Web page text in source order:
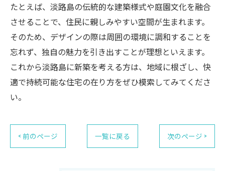
たとえば、淡路島の伝統的な建築様式や庭園文化を融合
させることで、住民に親しみやすい空間が生まれます。
そのため、デザインの際は周囲の環境に調和することを
忘れず、独自の魅力を引き出すことが理想といえます。
これから淡路島に新築を考える方は、地域に根ざし、快
適で持続可能な住宅の在り方をぜひ模索してみてくださ
い。
< 前のページ 一覧に戻る 次のページ >